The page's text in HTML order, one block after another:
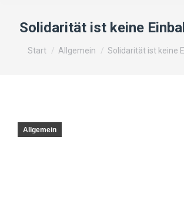
Solidarität ist keine
Sie befinden sich hier:
Start Allgemein Solidarität ist keine
Allgemein